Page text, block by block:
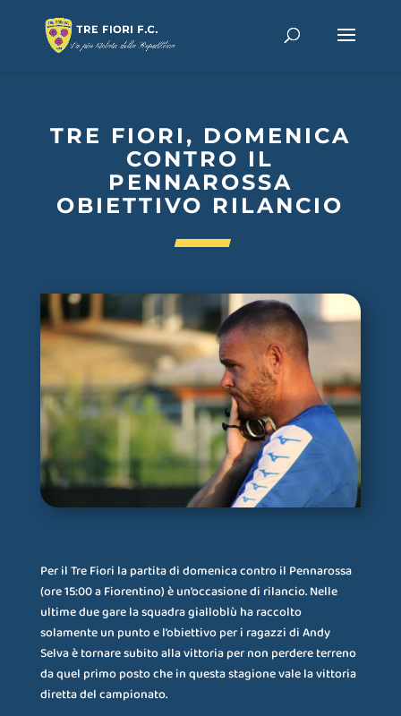
TRE FIORI, DOMENICA
CONTRO IL
PENNAROSSA
OBIETTIVO RILANCIO
Per il Tre Fiori la partita di domenica contro il Pennarossa
(ore 15:00 a Fiorentino) è un’occasione di rilancio. Nelle
ultime due gare la squadra gialloblù ha raccolto
solamente un punto e l’obiettivo per i ragazzi di Andy
Selva è tornare subito alla vittoria per non perdere terreno
da quel primo posto che in questa stagione vale la vittoria
diretta del campionato.